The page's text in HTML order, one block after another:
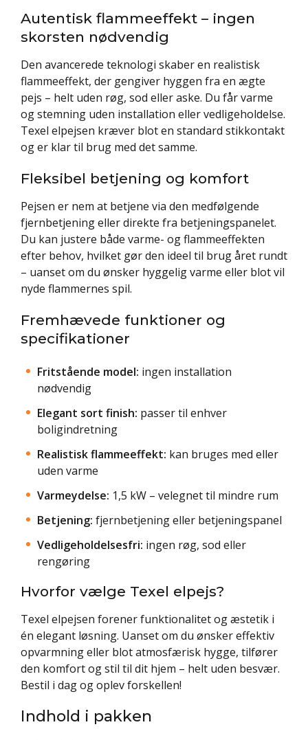
Autentisk flammeeffekt – ingen
skorsten nødvendig
Den avancerede teknologi skaber en realistisk
flammeeffekt, der gengiver hyggen fra en ægte
pejs – helt uden røg, sod eller aske. Du får varme
og stemning uden installation eller vedligeholdelse.
Texel elpejsen kræver blot en standard stikkontakt
og er klar til brug med det samme.
Fleksibel betjening og komfort
Pejsen er nem at betjene via den medfølgende
fjernbetjening eller direkte fra betjeningspanelet.
Du kan justere både varme- og flammeeffekten
efter behov, hvilket gør den ideel til brug året rundt
– uanset om du ønsker hyggelig varme eller blot vil
nyde flammernes spil.
Fremhævede funktioner og
specifikationer
Fritstående model: ingen installation
nødvendig
Elegant sort finish: passer til enhver
boligindretning
Realistisk flammeeffekt: kan bruges med eller
uden varme
Varmeydelse: 1,5 kW – velegnet til mindre rum
Betjening: fjernbetjening eller betjeningspanel
Vedligeholdelsesfri: ingen røg, sod eller
rengøring
Hvorfor vælge Texel elpejs?
Texel elpejsen forener funktionalitet og æstetik i
én elegant løsning. Uanset om du ønsker effektiv
opvarmning eller blot atmosfærisk hygge, tilfører
den komfort og stil til dit hjem – helt uden besvær.
Bestil i dag og oplev forskellen!
Indhold i pakken